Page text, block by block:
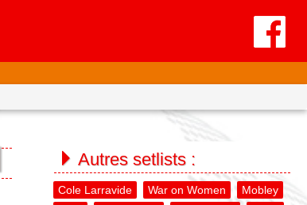
Autres setlists :
Cole Larravide War on Women
Mobley